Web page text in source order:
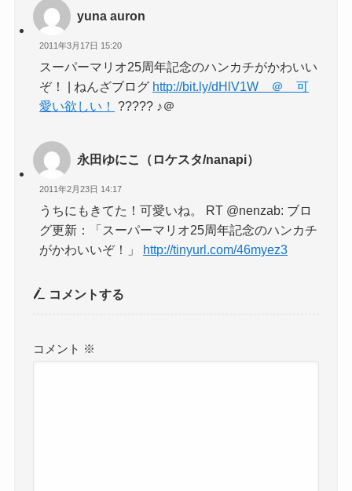
yuna auron
2011年3月17日 15:20
スーパーマリオ25周年記念のハンカチがかわいい
ぞ！ | ねんざブログ http://bit.ly/dHlV1W ＠ 可
愛い欲しい！
????? ♪＠
永田ゆにこ（ロケスタ/nanapi）
2011年2月23日 14:17
うちにもきてた！可愛いね。 RT @nenzab: ブロ
グ更新：「スーパーマリオ25周年記念のハンカチ
がかわいいぞ！」 http://tinyurl.com/46myez3
コメントする
コメント ※